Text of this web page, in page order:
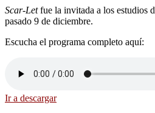
Scar-Letfue la invitada a los estudios
pasado 9 de diciembre.
Escucha el programa completo aquí:
Ir a descargar